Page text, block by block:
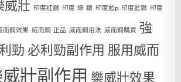
威壯 印度紅鑽 印度 綠 鑽 印度藍p 印度藍鑽 印度
而鋼效果 威而鋼 正品 威而鋼用法 威而鋼購買 強
勁 必利勁副作用 服用威而
壯副作用 樂威壯效果